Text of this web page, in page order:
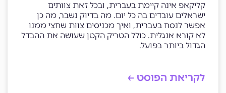
קליקאפ אינה קיימת בעברית, ובכל זאת צוותים
ישראלים עובדים בה כל יום. מה בדיוק נשבר, מה כן
אפשר לנסח בעברית, ואיך מכניסים צוות שחצי ממנו
לא קורא אנגלית. כולל הטריק הקטן שעושה את ההבדל
הגדול ביותר בפועל.
לקריאת הפוסט ←